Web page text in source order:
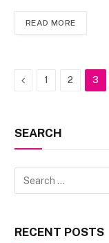
READ MORE
Previous
1 2 3
SEARCH
RECENT POSTS